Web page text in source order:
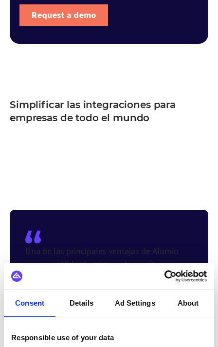
Consent Details Ad Settings About
Responsible use of your data
Simplificar las integraciones para
empresas de todo el mundo
Una de las principales ventajas de Alumio
son sus sólidas funciones de monitoreo que
ayudan a identificar errores en tiempo real».